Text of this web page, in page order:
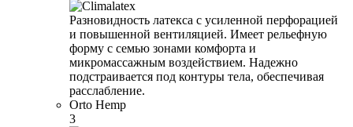
Разновидность латекса с усиленной перфорацией
и повышенной вентиляцией. Имеет рельефную
форму с семью зонами комфорта и
микромассажным воздействием. Надежно
подстраивается под контуры тела, обеспечивая
расслабление.
Orto Hemp
3